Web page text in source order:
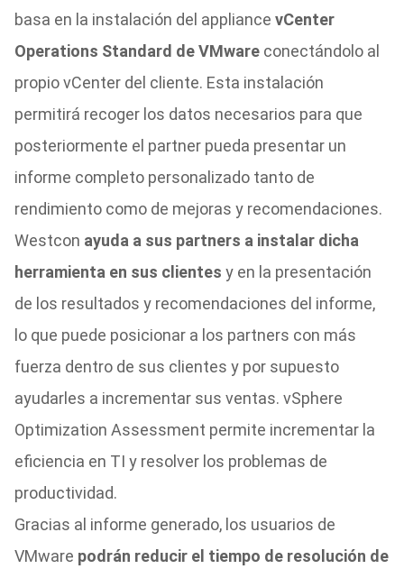
basa en la instalación del appliance vCenter
Operations Standard de VMware conectándolo al
propio vCenter del cliente. Esta instalación
permitirá recoger los datos necesarios para que
posteriormente el partner pueda presentar un
informe completo personalizado tanto de
rendimiento como de mejoras y recomendaciones.
Westcon ayuda a sus partners a instalar dicha
herramienta en sus clientes y en la presentación
de los resultados y recomendaciones del informe,
lo que puede posicionar a los partners con más
fuerza dentro de sus clientes y por supuesto
ayudarles a incrementar sus ventas. vSphere
Optimization Assessment permite incrementar la
eficiencia en TI y resolver los problemas de
productividad.
Gracias al informe generado, los usuarios de
VMware podrán reducir el tiempo de resolución de